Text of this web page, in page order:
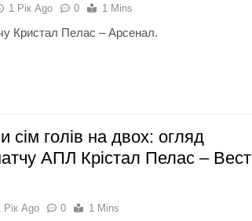
1 Рік Ago 0 1 Mins
Кристал Пелас – Арсенал.
сім голів на двох: огляд
АПЛ Крістал Пелас – Вест
Рік Ago 0 1 Mins